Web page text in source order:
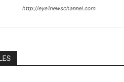
http://eye1newschannel.com